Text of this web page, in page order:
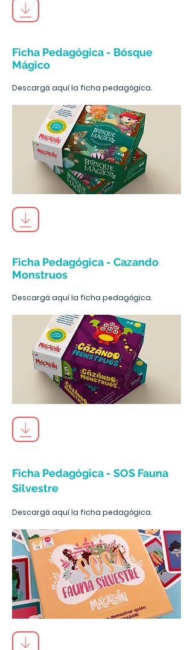
Ficha Pedagógica - Bósque
Mágico
Descargá aquí la ficha pedagógica.
Ficha Pedagógica - Cazando
Monstruos
Descargá aquí la ficha pedagógica.
Ficha Pedagógica - SOS Fauna
Silvestre
Descargá aquí la ficha pedagógica.